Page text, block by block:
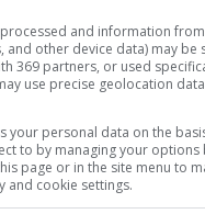
e bombardimeve të
për të ndaluar
që mbetet një nga
serbe.
Trump për të
do të pritej
and information
and other device data) may be
369 partners, or used
use precise geolocation
your personal data on the
to by managing your options
page or in the site menu to
and cookie settings.